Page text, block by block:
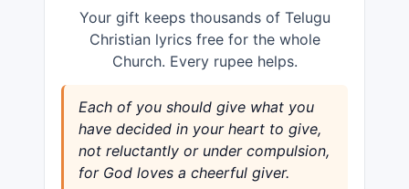
Your gift keeps thousands of Telugu
Christian lyrics free for the whole
Church. Every rupee helps.
Each of you should give what you
have decided in your heart to give,
not reluctantly or under compulsion,
for God loves a cheerful giver.